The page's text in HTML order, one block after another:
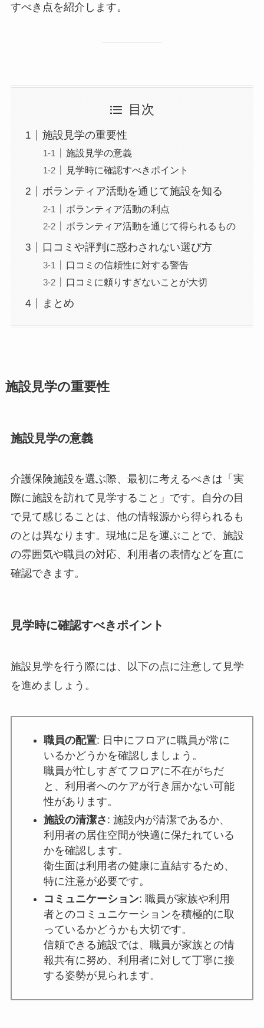
すべき点を紹介します。
目次
施設見学の重要性
施設見学の意義
見学時に確認すべきポイント
ボランティア活動を通じて施設を知る
ボランティア活動の利点
ボランティア活動を通じて得られるもの
口コミや評判に惑わされない選び方
口コミの信頼性に対する警告
口コミに頼りすぎないことが大切
まとめ
施設見学の重要性
施設見学の意義
介護保険施設を選ぶ際、最初に考えるべきは「実
際に施設を訪れて見学すること」です。自分の目
で見て感じることは、他の情報源から得られるも
のとは異なります。現地に足を運ぶことで、施設
の雰囲気や職員の対応、利用者の表情などを直に
確認できます。
見学時に確認すべきポイント
施設見学を行う際には、以下の点に注意して見学
を進めましょう。
職員の配置: 日中にフロアに職員が常に
いるかどうかを確認しましょう。
職員が忙しすぎてフロアに不在がちだ
と、利用者へのケアが行き届かない可能
性があります。
施設の清潔さ : 施設内が清潔であるか、
利用者の居住空間が快適に保たれている
かを確認します。
衛生面は利用者の健康に直結するため、
特に注意が必要です。
コミュニケーション: 職員が家族や利用
者とのコミュニケーションを積極的に取
っているかどうかも大切です。
信頼できる施設では、職員が家族との情
報共有に努め、利用者に対して丁寧に接
する姿勢が見られます。